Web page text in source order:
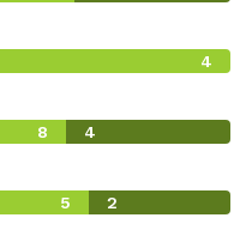
4
8 4
5 2